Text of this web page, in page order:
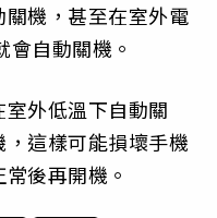
機，甚至在室外電
自動關機。
外低溫下自動關
這樣可能損壞手機
後再開機。